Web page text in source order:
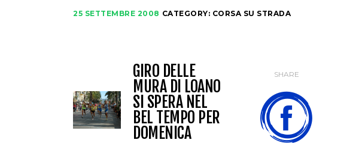
25 SETTEMBRE 2008 CATEGORY: CORSA SU STRADA
GIRO DELLE
MURA DI LOANO
SI SPERA NEL
BEL TEMPO PER
DOMENICA
SHARE